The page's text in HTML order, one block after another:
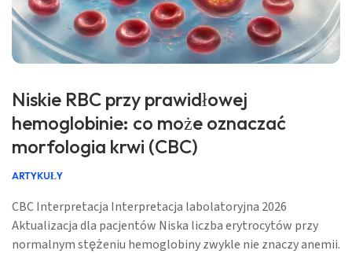
Niskie RBC przy prawidłowej
hemoglobinie: co może oznaczać
morfologia krwi (CBC)
ARTYKUŁY
CBC Interpretacja Interpretacja labolatoryjna 2026
Aktualizacja dla pacjentów Niska liczba erytrocytów przy
normalnym stężeniu hemoglobiny zwykle nie znaczy anemii.